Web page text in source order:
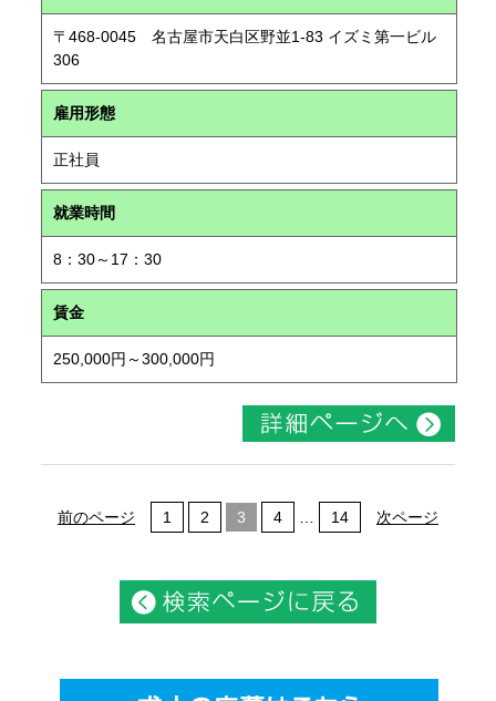
〒468-0045 名古屋市天白区野並1-83 イズミ第一ビル
306
雇用形態
正社員
就業時間
8：30～17：30
賃金
250,000円～300,000円
前のページ 1 2 3 4 14 次ページ